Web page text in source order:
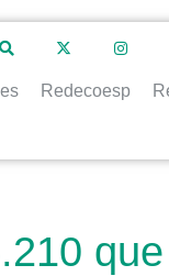
Redecoesp